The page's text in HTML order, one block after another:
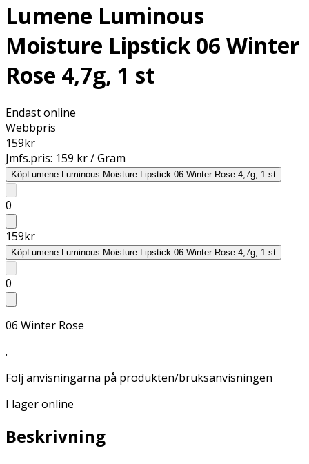
Lumene Luminous
Moisture Lipstick 06 Winter
Rose 4,7g, 1 st
Endast online
Webbpris
159kr
Jmfs.pris: 159 kr / Gram
KöpLumene Luminous Moisture Lipstick 06 Winter Rose 4,7g, 1 st
0
159kr
KöpLumene Luminous Moisture Lipstick 06 Winter Rose 4,7g, 1 st
0
06 Winter Rose
.
Följ anvisningarna på produkten/bruksanvisningen
I lager online
Beskrivning